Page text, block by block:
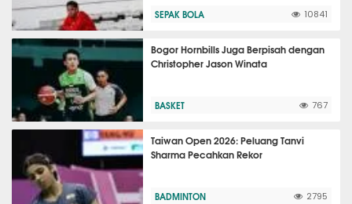
SEPAK BOLA 10841
Bogor Hornbills Juga Berpisah dengan
Christopher Jason Winata
BASKET 767
Taiwan Open 2026: Peluang Tanvi
Sharma Pecahkan Rekor
BADMINTON 2795